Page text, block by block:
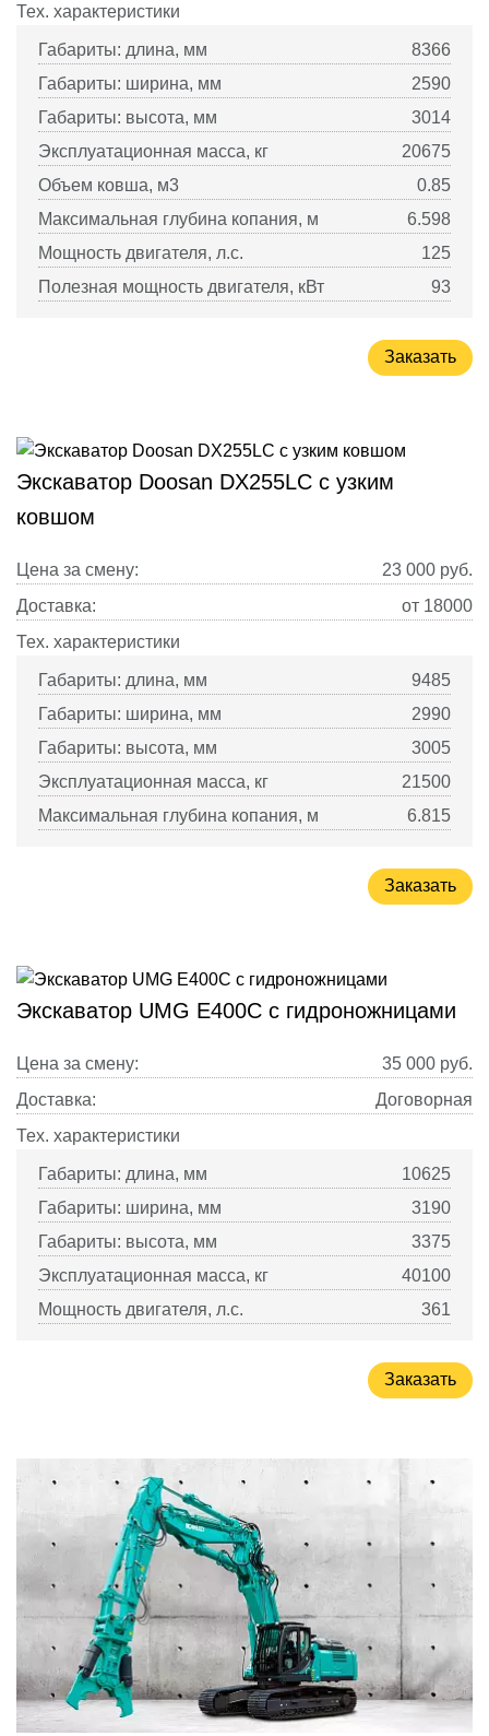
Тех. характеристики
Габариты: длина, мм
8366
Габариты: ширина, мм
2590
Габариты: высота, мм
3014
Эксплуатационная масса, кг
20675
Объем ковша, м3
0.85
Максимальная глубина копания, м
6.598
Мощность двигателя, л.с.
125
Полезная мощность двигателя, кВт
93
Заказать
Экскаватор Doosan DX255LC с узким
ковшом
Цена за смену: 23 000 руб.
Доставка:
от 18000
Тех. характеристики
Габариты: длина, мм
9485
Габариты: ширина, мм
2990
Габариты: высота, мм
3005
Эксплуатационная масса, кг
21500
Максимальная глубина копания, м
6.815
Заказать
Экскаватор UMG E400C с гидроножницами
Цена за смену: 35 000 руб.
Доставка:
Договорная
Тех. характеристики
Габариты: длина, мм
10625
Габариты: ширина, мм
3190
Габариты: высота, мм
3375
Эксплуатационная масса, кг
40100
Мощность двигателя, л.с.
361
Заказать